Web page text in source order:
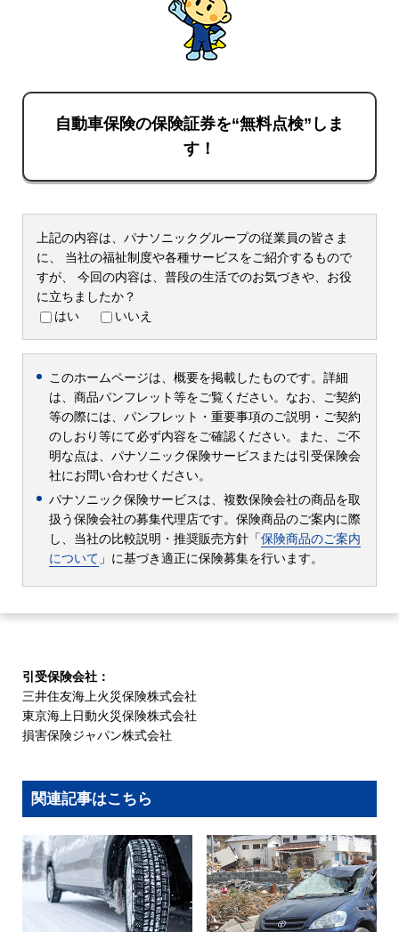
自動車保険の保険証券を“無料点検”しま
す！
上記の内容は、パナソニックグループの従業員の皆さま
に、
当社の福祉制度や各種サービスをご紹介するもので
すが、
今回の内容は、普段の生活でのお気づきや、お役
に立ちましたか？
はい
いいえ
このホームページは、概要を掲載したものです。詳細
は、商品パンフレット等をご覧ください。なお、ご契約
等の際には、パンフレット・重要事項のご説明・ご契約
のしおり等にて必ず内容をご確認ください。また、ご不
明な点は、パナソニック保険サービスまたは引受保険会
社にお問い合わせください。
パナソニック保険サービスは、複数保険会社の商品を取
扱う保険会社の募集代理店です。保険商品のご案内に際
し、当社の比較説明・推奨販売方針「保険商品のご案内
について 」に基づき適正に保険募集を行います。
引受保険会社：
三井住友海上火災保険株式会社
東京海上日動火災保険株式会社
損害保険ジャパン株式会社
関連記事はこちら